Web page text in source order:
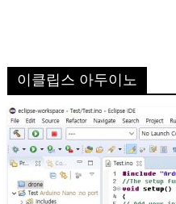
이클립스 아두이노